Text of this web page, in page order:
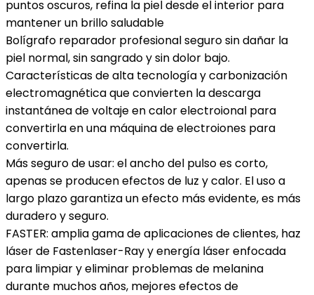
puntos oscuros, refina la piel desde el interior para
mantener un brillo saludable
Bolígrafo reparador profesional seguro sin dañar la
piel normal, sin sangrado y sin dolor bajo.
Características de alta tecnología y carbonización
electromagnética que convierten la descarga
instantánea de voltaje en calor electroional para
convertirla en una máquina de electroiones para
convertirla.
Más seguro de usar: el ancho del pulso es corto,
apenas se producen efectos de luz y calor. El uso a
largo plazo garantiza un efecto más evidente, es más
duradero y seguro.
FASTER: amplia gama de aplicaciones de clientes, haz
láser de Fastenlaser-Ray y energía láser enfocada
para limpiar y eliminar problemas de melanina
durante muchos años, mejores efectos de